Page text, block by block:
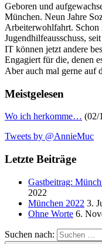
Geboren und
München. Neun Jahre
Arbeiterwohlfahrt. Schon
Jugendhilfeausschuss,
IT können jetzt andere
Engagiert für die, denen
Aber auch mal gerne auf
Meistgelesen
Wo ich herkomme… (02/
Tweets by @AnnieMuc
Letzte Beiträge
Gastbeitrag:
2022
München 2022 3.
Ohne Worte 6.
Suchen nach: